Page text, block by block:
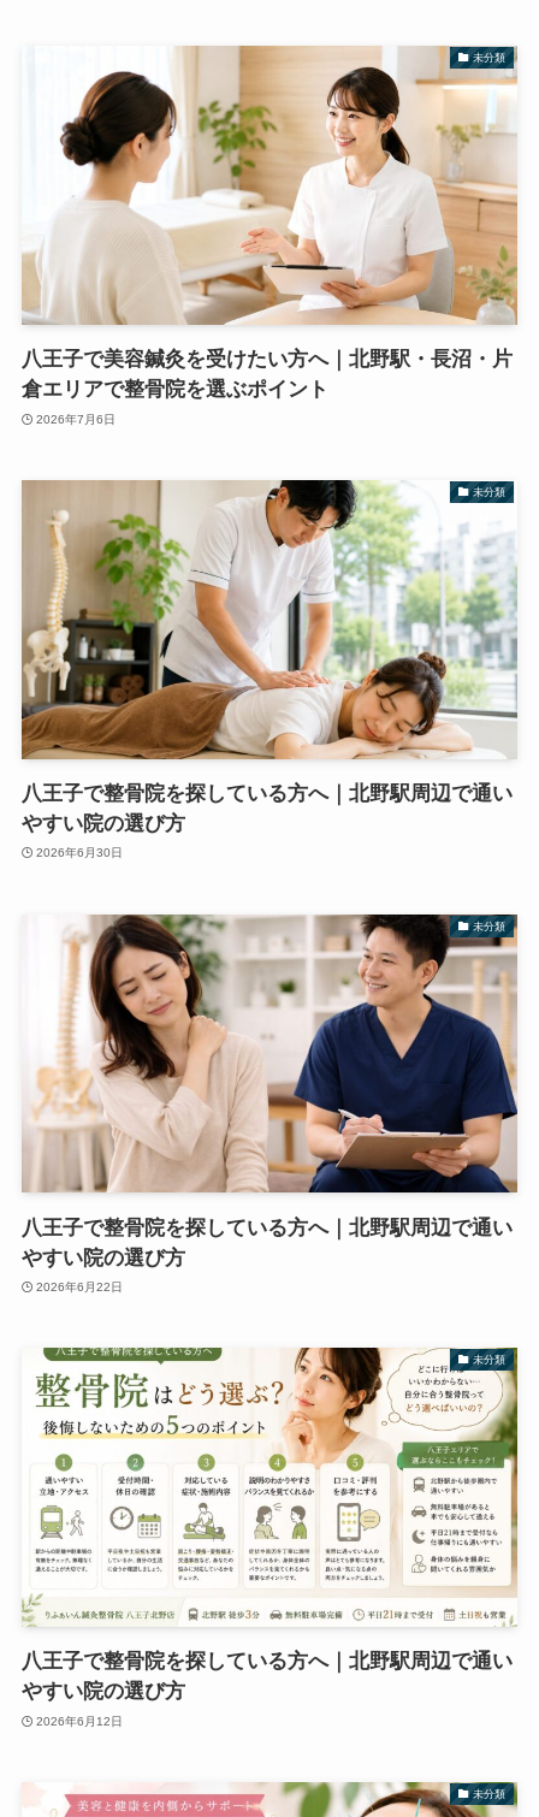
未分類
八王子で美容鍼灸を受けたい方へ｜北野駅・長沼・片
倉エリアで整骨院を選ぶポイント
2026年7月6日
未分類
八王子で整骨院を探している方へ｜北野駅周辺で通い
やすい院の選び方
2026年6月30日
未分類
八王子で整骨院を探している方へ｜北野駅周辺で通い
やすい院の選び方
2026年6月22日
未分類
八王子で整骨院を探している方へ｜北野駅周辺で通い
やすい院の選び方
2026年6月12日
未分類